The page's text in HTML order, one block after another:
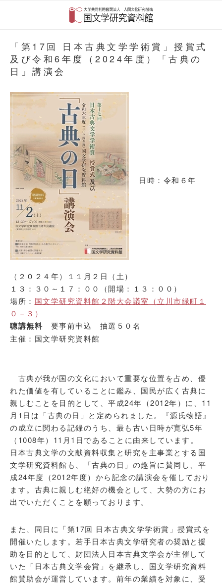
「第17回 日本古典文学学術賞」授賞式
及び令和6年度（2024年度）「古典の
日」講演会
日時：令和６年
（２０２４年）１１月２日（土）
１３：３０～１７：００（開場：１３：００）
場所： 国文学研究資料館２階大会議室（立川市緑町１
０－３）
聴講無料 要事前申込 抽選５０名
主催：国文学研究資料館
古典が我が国の文化において重要な位置を占め、優
れた価値を有していることに鑑み、国民が広く古典に
親しむことを目的として、平成24年（2012年）に、11
月1日は「古典の日」と定められました。『源氏物語』
の成立に関わる記録のうち、最も古い日時が寛弘5年
（1008年）11月1日であることに由来しています。
日本古典文学の文献資料収集と研究を主事業とする国
文学研究資料館も、「古典の日」の趣旨に賛同し、平
成24年度（2012年度）から記念の講演会を催しており
ます。古典に親しむ絶好の機会として、大勢の方にお
出でいただくことを願っております。
また、同日に「第17回 日本古典文学学術賞」授賞式を
開催いたします。若手日本古典文学研究者の奨励と援
助を目的として、財団法人日本古典文学会が主催して
いた「日本古典文学会賞」を継承し、国文学研究資料
館賛助会が運営しています。前年の業績を対象に、受